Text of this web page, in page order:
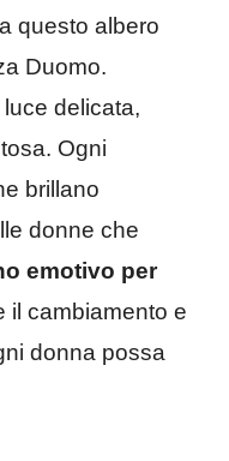
questo albero
Duomo.
luce delicata,
Ogni
brillano
donne che
emotivo per
il cambiamento e
donna possa